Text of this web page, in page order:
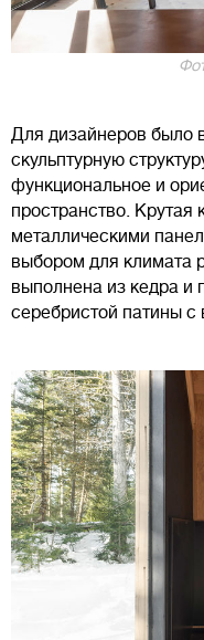
Для дизайнеров было
скульптурную
функциональное и
пространство.
металлическими
выбором для климата
выполнена из кедра и
серебристой патины с